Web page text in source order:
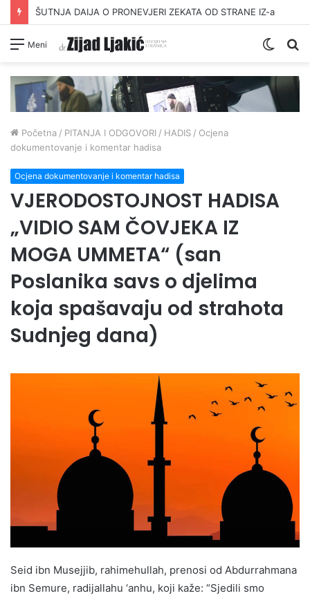
ŠUTNJA DAIJA O PRONEVJERI ZEKATA OD STRANE IZ-a
Meni
Switch
Početna / PITANJA I ODGOVORI / HADIS / Ocjena
dokumentovanje i komentar hadisa
Ocjena dokumentovanje i komentar hadisa
VJERODOSTOJNOST HADISA
„VIDIO SAM ČOVJEKA IZ
MOGA UMMETA“ (san
Poslanika savs o djelima
koja spašavaju od strahota
Sudnjeg dana)
Seid ibn Musejjib, rahimehullah, prenosi od Abdurrahmana
ibn Semure, radijallahu ‘anhu, koji kaže: “Sjedili smo